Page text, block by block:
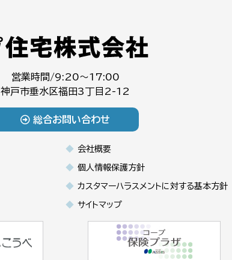
営業時間/9:20～17:00
神戸市垂水区福田3丁目2-12
総合お問い合わせ
会社概要
個人情報保護方針
カスタマーハラスメントに対する基本方針
サイトマップ